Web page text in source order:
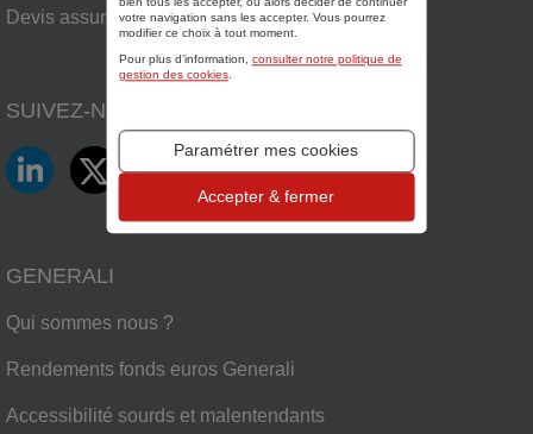
Devis assurance plaisance
SUIVEZ-NOUS SUR
LinkedIn
TwitterFacebook
YouTube
GENERALI
Qui sommes nous ?
Rendements fonds euros Generali
Accessibilité sourds et malentendants
votre navigation sans les accepter. Vous pourrez
modifier ce choix à tout moment.
Pour plus d’information, consulter notre politique de
gestion des cookies.
Paramétrer mes cookies
Accepter & fermer